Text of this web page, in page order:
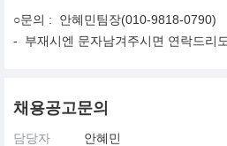
○문의 : 안혜민팀장(010-9818-0790)
- 부재시엔 문자남겨주시면 연락드리
채용공고문의
담당자 안혜민